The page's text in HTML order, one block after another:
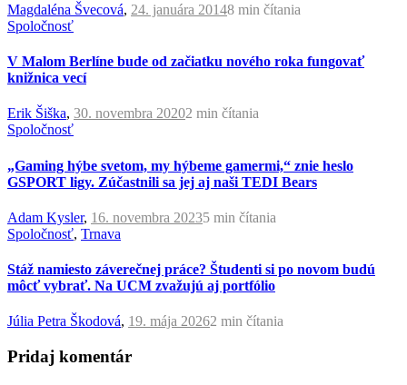
Magdaléna Švecová, 24. januára 20148 min čítania
Spoločnosť
V Malom Berlíne bude od začiatku nového roka fungovať
knižnica vecí
Erik Šiška, 30. novembra 20202 min čítania
Spoločnosť
„Gaming hýbe svetom, my hýbeme gamermi,“ znie heslo
GSPORT ligy. Zúčastnili sa jej aj naši TEDI Bears
Adam Kysler, 16. novembra 20235 min čítania
Spoločnosť, Trnava
Stáž namiesto záverečnej práce? Študenti si po novom budú
môcť vybrať. Na UCM zvažujú aj portfólio
Júlia Petra Škodová, 19. mája 20262 min čítania
Pridaj komentár